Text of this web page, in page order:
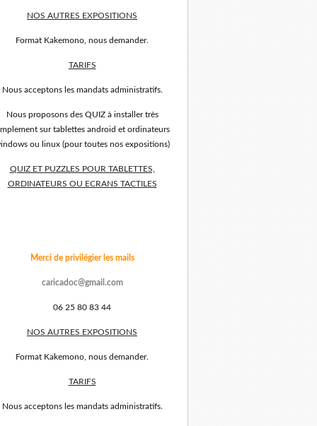
NOS AUTRES EXPOSITIONS
Format Kakemono, nous demander.
TARIFS
Nous acceptons les mandats administratifs.
Nous proposons des QUIZ à installer très
sur tablettes android et ordinateurs
ou linux (pour toutes nos expositions)
QUIZ ET PUZZLES POUR TABLETTES,
ORDINATEURS OU ECRANS TACTILES
Merci de privilégier les mails
caricadoc@gmail.com
06 25 80 83 44
NOS AUTRES EXPOSITIONS
Format Kakemono, nous demander.
TARIFS
Nous acceptons les mandats administratifs.